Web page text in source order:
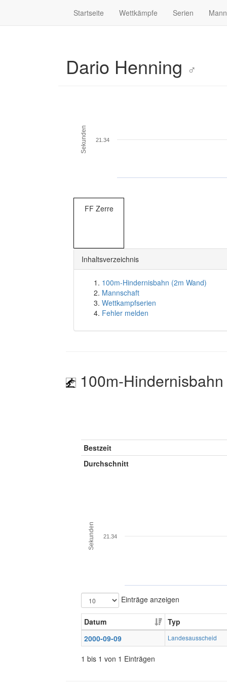
Startseite Wettkämpfe Serien
Dario Henning ♂
Sekunden 21.34
FF Zerre
Inhaltsverzeichnis
100m-Hindernisbahn (2m Wand)
Mannschaft
Wettkampfserien
Fehler melden
100m-
Bestzeit
Durchschnitt
Sekunden 21.34
Einträge anzeigen
Datum
Typ
2000-09-09
Landesausscheid
1 bis 1 von 1 Einträgen